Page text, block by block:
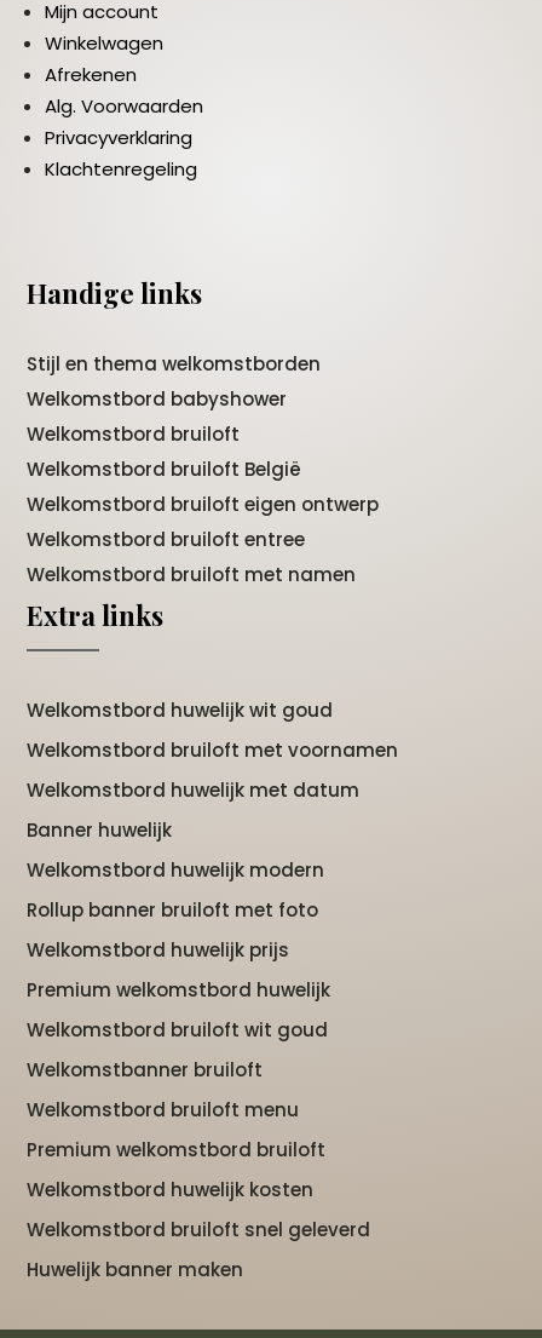
Mijn account
Winkelwagen
Afrekenen
Alg. Voorwaarden
Privacyverklaring
Klachtenregeling
Handige links
Stijl en thema welkomstborden
Welkomstbord babyshower
Welkomstbord bruiloft
Welkomstbord bruiloft België
Welkomstbord bruiloft eigen ontwerp
Welkomstbord bruiloft entree
Welkomstbord bruiloft met namen
Extra links
Welkomstbord huwelijk wit goud
Welkomstbord bruiloft met voornamen
Welkomstbord huwelijk met datum
Banner huwelijk
Welkomstbord huwelijk modern
Rollup banner bruiloft met foto
Welkomstbord huwelijk prijs
Premium welkomstbord huwelijk
Welkomstbord bruiloft wit goud
Welkomstbanner bruiloft
Welkomstbord bruiloft menu
Premium welkomstbord bruiloft
Welkomstbord huwelijk kosten
Welkomstbord bruiloft snel geleverd
Huwelijk banner maken